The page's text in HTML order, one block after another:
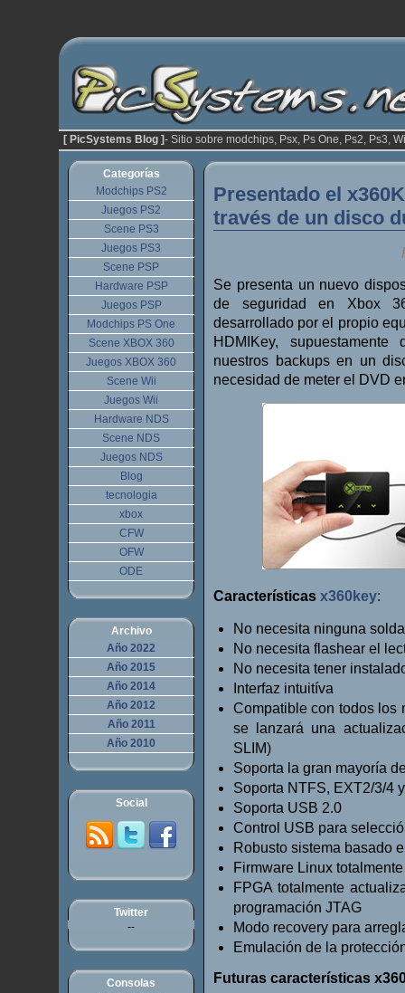
[ PicSystems Blog ]- Sitio sobre modchips, Psx, Ps One, Ps2, Ps3,
Presentado el
través de un disco
Se presenta un nuevo
de seguridad en Xbox
desarrollado por el propio
HDMIKey,
nuestros backups en un
necesidad de meter el DVD
Características x360key:
No necesita ninguna
No necesita flashear el
No necesita tener
Interfaz intuitíva
Compatible con todos los
se lanzará una
SLIM)
Soporta la gran mayoría
Soporta NTFS, EXT2/3/4
Soporta USB 2.0
Control USB para
Robusto sistema basado
Firmware Linux
FPGA totalmente
programación JTAG
Modo recovery para
Emulación de la
Futuras características
Categorías
Modchips PS2
Juegos PS2
Scene PS3
Juegos PS3
Scene PSP
Hardware PSP
Juegos PSP
Modchips PS One
Scene XBOX 360
Juegos XBOX 360
Scene Wii
Juegos Wii
Hardware NDS
Scene NDS
Juegos NDS
Blog
tecnologia
xbox
CFW
OFW
ODE
Archivo
Año 2022
Año 2015
Año 2014
Año 2012
Año 2011
Año 2010
Social
Twitter
--
Consolas